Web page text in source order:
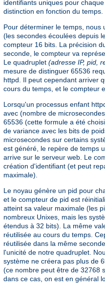
identifiants uniques pour
distinction en fonction du temps.
Pour déterminer le temps, nous
(les secondes écoulées depuis
compteur 16 bits. La précision
seconde, le compteur va
Le quadruplet (adresse IP, pid,
mesure de distinguer 65536
httpd. Il peut cependant arriver
cours du temps, et le compteur
Lorsqu'un processus enfant
avec (nombre de
65536 (cette formule a été
de variance avec les bits de
microsecondes sur certains
est généré, le repère de temps
arrive sur le serveur web. Le
création d'identifiant (et peut
maximale).
Le noyau génère un pid pour
et le compteur de pid est
atteint sa valeur maximale (les
nombreux Unixes, mais les
étendus à 32 bits). La même
réutilisée au cours du temps.
réutilisée dans la même
l'unicité de notre quadruplet.
système ne créera pas plus de
(ce nombre peut être de 32768
dans ce cas, on est en général